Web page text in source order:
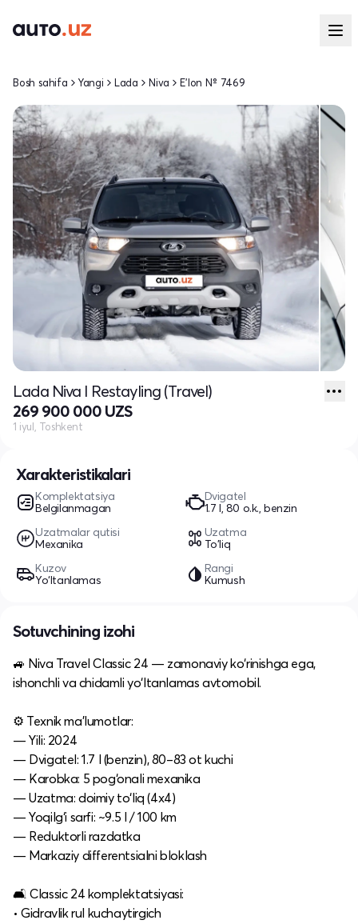
Xarakteristikalari
Komplektatsiya
Belgilanmagan
Dvigatel
1.7 l, 80 o.k., benzin
Uzatmalar qutisi
Mexanika
Uzatma
To'liq
Kuzov
Yo‘ltanlamas
Rangi
Kumush
Bosh sahifa Yangi Lada Niva E'lon № 7469
Lada Niva I Restayling (Travel)
269 900 000 UZS
1 iyul, Toshkent
Sotuvchining izohi
🚙 Niva Travel Classic 24 — zamonaviy ko‘rinishga ega,
ishonchli va chidamli yo‘ltanlamas avtomobil.
⚙️ Texnik ma’lumotlar:
— Yili: 2024
— Dvigatel: 1.7 l (benzin), 80–83 ot kuchi
— Karobka: 5 pog‘onali mexanika
— Uzatma: doimiy to‘liq (4x4)
— Yoqilg‘i sarfi: ~9.5 l / 100 km
— Reduktorli razdatka
— Markaziy differentsialni bloklash
🛋 Classic 24 komplektatsiyasi:
• Gidravlik rul kuchaytirgich